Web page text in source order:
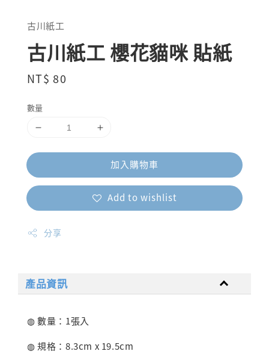
古川紙工
古川紙工 櫻花貓咪 貼紙
Regular
NT$ 80
數量
加入購物車
Add to wishlist
分享
產品資訊
◍ 數量：1張入
◍ 規格：8.3cm x 19.5cm